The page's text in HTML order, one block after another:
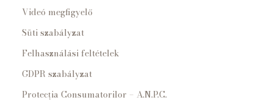
Videó megfigyelő
Süti szabályzat
Felhasználási feltételek
GDPR szabályzat
Protecția Consumatorilor – A.N.P.C.